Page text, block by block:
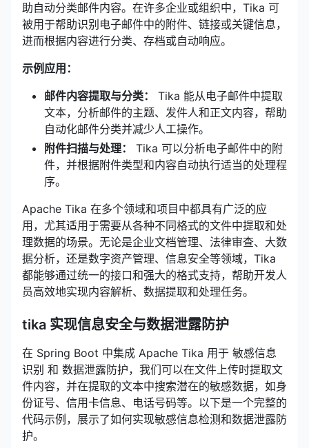
助自动分类邮件内容。在许多企业或组织中，Tika 可
被用于帮助识别电子邮件中的附件、链接或关键信息，
进而根据内容进行分类、存档或自动响应。
示例应用：
邮件内容提取与分类：
Tika 能从电子邮件中提取
文本，分析邮件的主题、发件人和正文内容，帮助
自动化邮件分类并减少人工操作。
附件扫描与处理：
Tika 可以分析电子邮件中的附
件，并根据附件类型和内容自动执行适当的处理程
序。
Apache Tika 在多个领域和项目中都具有广泛的应
用，尤其适用于需要从各种不同格式的文件中提取和处
理数据的场景。无论是企业文档管理、法律审查、大数
据分析，还是数字资产管理、信息安全等领域，Tika
都能够通过统一的接口和强大的格式支持，帮助开发人
员高效地实现内容解析、数据提取和处理任务。
tika 实现信息安全与数据泄露防护
在 Spring Boot 中集成 Apache Tika 用于 敏感信息
识别 和 数据泄露防护，我们可以在文件上传时提取文
件内容，并在提取的文本中搜索潜在的敏感数据，如身
份证号、信用卡信息、电话号码等。以下是一个完整的
代码示例，展示了如何实现敏感信息检测和数据泄露防
护。